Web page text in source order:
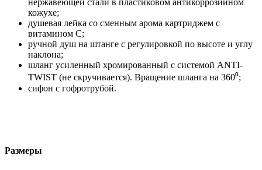
кожухе;
душевая лейка со сменным арома картриджем c
витамином C;
ручной душ на штанге с регулировкой по высоте и углу
наклона;
шланг усиленный хромированный с системой ANTI-
TWIST (не скручивается). Вращение шланга на 360⁰;
сифон с гофротрубой.
Размеры